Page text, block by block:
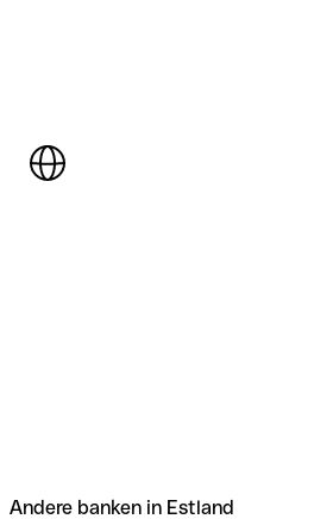
Andere banken in Estland